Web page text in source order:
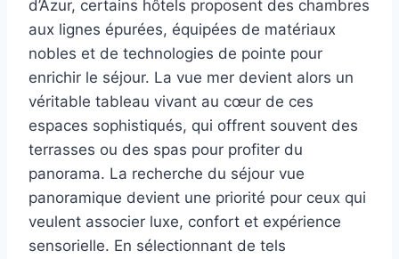
d’Azur, certains hôtels proposent des chambres
aux lignes épurées, équipées de matériaux
nobles et de technologies de pointe pour
enrichir le séjour. La vue mer devient alors un
véritable tableau vivant au cœur de ces
espaces sophistiqués, qui offrent souvent des
terrasses ou des spas pour profiter du
panorama. La recherche du séjour vue
panoramique devient une priorité pour ceux qui
veulent associer luxe, confort et expérience
sensorielle. En sélectionnant de tels